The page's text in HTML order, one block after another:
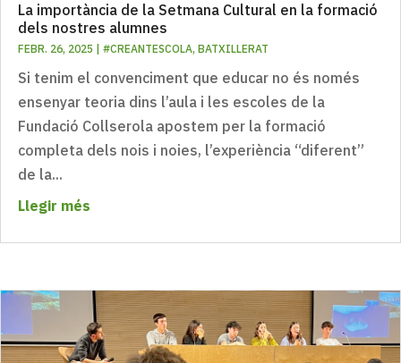
La importància de la Setmana Cultural en la formació
dels nostres alumnes
FEBR. 26, 2025 #CREANTESCOLA, BATXILLERAT
Si tenim el convenciment que educar no és només
ensenyar teoria dins l’aula i les escoles de la
Fundació Collserola apostem per la formació
completa dels nois i noies, l’experiència “diferent”
de la...
Llegir més